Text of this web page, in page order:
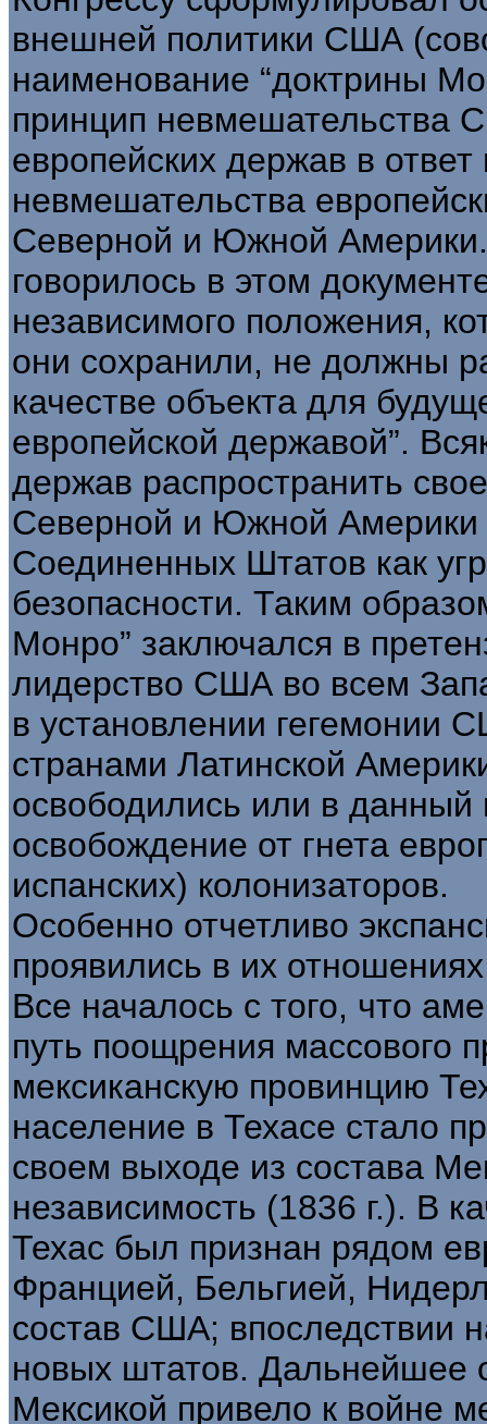
внешней политики США
наименование “доктрины
принцип невмешательства
европейских держав в
невмешательства
Северной и Южной
говорилось в этом
независимого положения,
они сохранили, не должны
качестве объекта для
европейской державой”.
держав распространить
Северной и Южной Америки
Соединенных Штатов как
безопасности. Таким
Монро” заключался в
лидерство США во всем
в установлении гегемонии
странами Латинской
освободились или в данный
освобождение от гнета
испанских) колонизаторов.
Особенно отчетливо
проявились в их
Все началось с того, что
путь поощрения массового
мексиканскую провинцию
население в Техасе стало
своем выходе из состава
независимость (1836 г.). В
Техас был признан рядом
Францией, Бельгией,
состав США; впоследствии
новых штатов. Дальнейшее
Мексикой привело к войне